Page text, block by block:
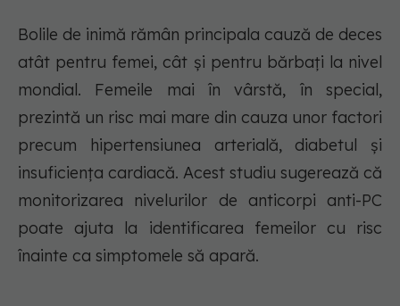
Bolile de inimă rămân principala cauză de deces
atât pentru femei, cât și pentru bărbați la nivel
mondial. Femeile mai în vârstă, în special,
prezintă un risc mai mare din cauza unor factori
precum hipertensiunea arterială, diabetul și
insuficiența cardiacă. Acest studiu sugerează că
monitorizarea nivelurilor de anticorpi anti-PC
poate ajuta la identificarea femeilor cu risc
înainte ca simptomele să apară.